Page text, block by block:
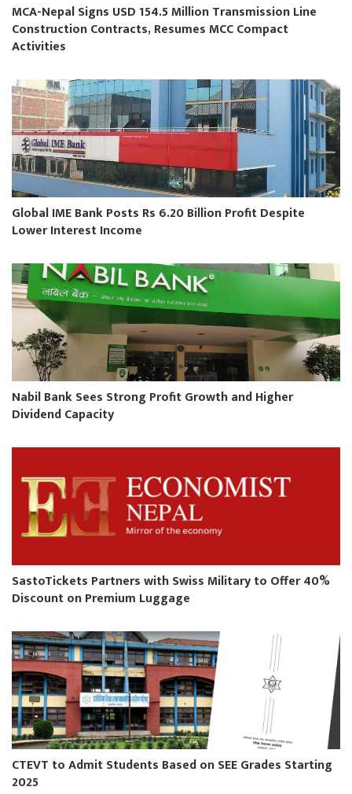
MCA-Nepal Signs USD 154.5 Million Transmission Line
Construction Contracts, Resumes MCC Compact
Activities
Global IME Bank Posts Rs 6.20 Billion Profit Despite
Lower Interest Income
Nabil Bank Sees Strong Profit Growth and Higher
Dividend Capacity
SastoTickets Partners with Swiss Military to Offer 40%
Discount on Premium Luggage
CTEVT to Admit Students Based on SEE Grades Starting
2025